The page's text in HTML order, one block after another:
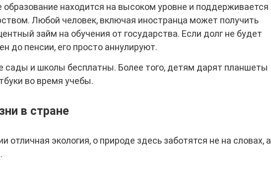
находится на высоком уровне и поддерживается
Любой человек, включая иностранца может получить
займ на обучения от государства. Если долг не будет
до пенсии, его просто аннулируют.
сады и школы бесплатны. Более того, детям дарят планшеты
во время учебы.
в стране
отличная экология, о природе здесь заботятся не на словах, а